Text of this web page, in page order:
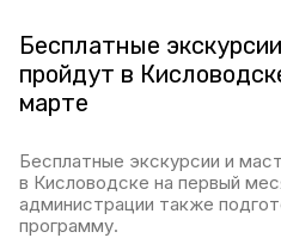
Бесплатные экскурсии
пройдут в
марте
Бесплатные экскурсии и
в Кисловодске на первый
администрации также
программу.